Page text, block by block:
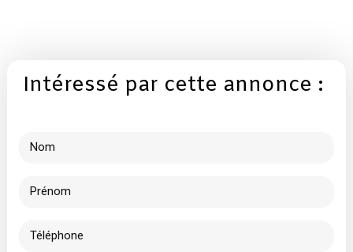
Intéressé par cette annonce :